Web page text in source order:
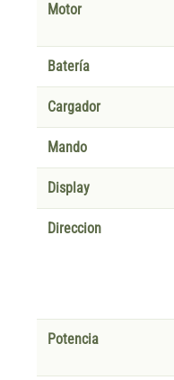
Motor
Batería
Cargador
Mando
Display
Direccion
Potencia